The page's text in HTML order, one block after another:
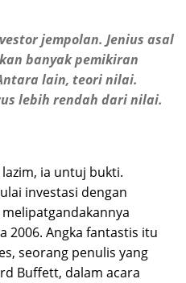
jempolan. Jenius asal
banyak pemikiran
lain, teori nilai.
lebih rendah dari nilai.
ia untuj bukti.
investasi dengan
2006. Angka fantastis itu
seorang penulis yang
Buffett, dalam acara